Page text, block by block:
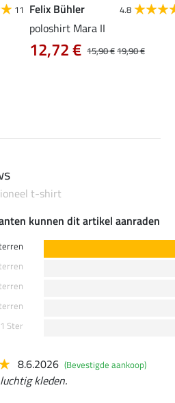
11 Felix Bühler 4.8
poloshirt Mara II
15,90 €19,90 €
12,72 €
t-shirt
kunnen dit artikel aanraden
1 Ster
8.6.2026 (Bevestigde aankoop)
kleden.